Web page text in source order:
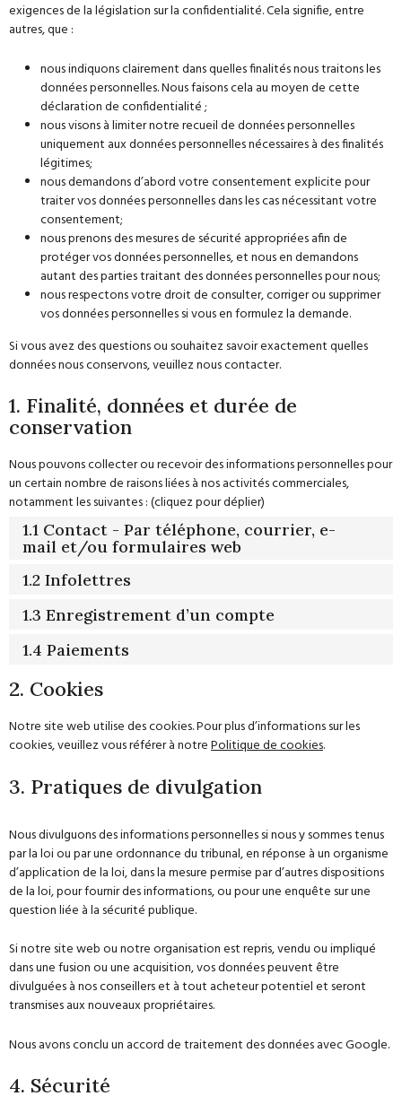
exigences de la législation sur la confidentialité. Cela signifie, entre
autres, que :
nous indiquons clairement dans quelles finalités nous traitons les
données personnelles. Nous faisons cela au moyen de cette
déclaration de confidentialité ;
nous visons à limiter notre recueil de données personnelles
uniquement aux données personnelles nécessaires à des finalités
légitimes;
nous demandons d’abord votre consentement explicite pour
traiter vos données personnelles dans les cas nécessitant votre
consentement;
nous prenons des mesures de sécurité appropriées afin de
protéger vos données personnelles, et nous en demandons
autant des parties traitant des données personnelles pour nous;
nous respectons votre droit de consulter, corriger ou supprimer
vos données personnelles si vous en formulez la demande.
Si vous avez des questions ou souhaitez savoir exactement quelles
données nous conservons, veuillez nous contacter.
1. Finalité, données et durée de
conservation
Nous pouvons collecter ou recevoir des informations personnelles pour
un certain nombre de raisons liées à nos activités commerciales,
notamment les suivantes : (cliquez pour déplier)
1.1 Contact - Par téléphone, courrier, e-
mail et/ou formulaires web
1.2 Infolettres
1.3 Enregistrement d’un compte
1.4 Paiements
2. Cookies
Notre site web utilise des cookies. Pour plus d’informations sur les
cookies, veuillez vous référer à notrePolitique de cookies.
3. Pratiques de divulgation
Nous divulguons des informations personnelles si nous y sommes tenus
par la loi ou par une ordonnance du tribunal, en réponse à un organisme
d’application de la loi, dans la mesure permise par d’autres dispositions
de la loi, pour fournir des informations, ou pour une enquête sur une
question liée à la sécurité publique.
Si notre site web ou notre organisation est repris, vendu ou impliqué
dans une fusion ou une acquisition, vos données peuvent être
divulguées à nos conseillers et à tout acheteur potentiel et seront
transmises aux nouveaux propriétaires.
Nous avons conclu un accord de traitement des données avec Google.
4. Sécurité